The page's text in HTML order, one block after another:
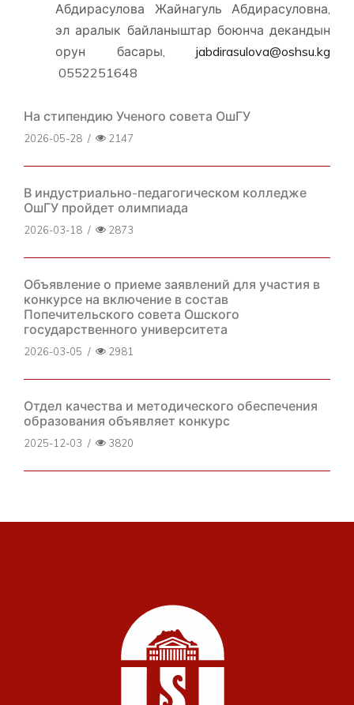
Абдирасулова Жайнагуль Абдирасуловна,
эл аралык байланыштар боюнча декандын
орун басары, jabdirasulova@oshsu.kg
0552251648
На стипендию Ученого совета ОшГУ
2026-05-28 / 2147
В индустриально-педагогическом колледже
ОшГУ пройдет олимпиада
2026-03-18 / 2873
Объявление о приеме заявлений для участия в
конкурсе на включение в состав
Попечительского совета Ошского
государственного университета
2026-03-05 / 2981
Отдел качества и методического обеспечения
образования объявляет конкурс
2025-12-03 / 3820